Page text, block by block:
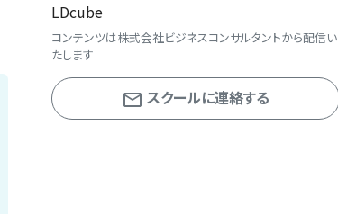
LDcube
コンテンツは株式会社ビジネスコンサルタントから配信い
たします
スクールに連絡する